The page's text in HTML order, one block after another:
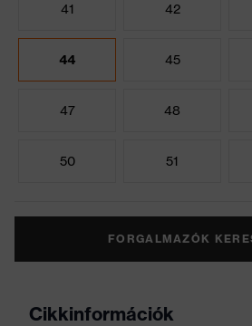
41 42
44 45
47 48
50 51
FORGALMAZÓK
Cikkinformációk